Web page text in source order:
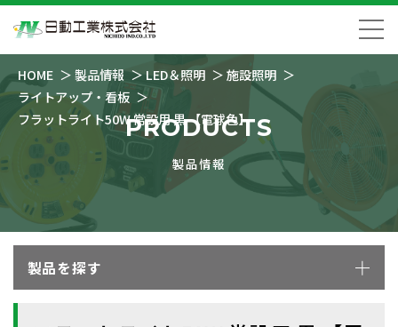
HOME 製品情報 LED＆照明
施設照明
ライトアップ・看板
フラットライト50W 常設用 黒 【電球色】
PRODUCTS
製品情報
製品を探す